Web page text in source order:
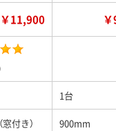
￥11,900
1台
付き） 900mm